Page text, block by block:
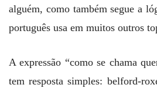
alguém, como também segue a
português usa em muitos outros
A expressão “como se chama
tem resposta simples: belford-